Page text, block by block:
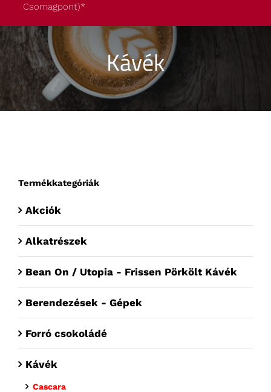
Robbantott ábrák
Kapcsolat
Csomagpont)*
Kávék
Termékkategóriák
Akciók
Alkatrészek
Bean On / Utopia - Frissen Pörkölt Kávék
Berendezések - Gépek
Forró csokoládé
Kávék
Cascara